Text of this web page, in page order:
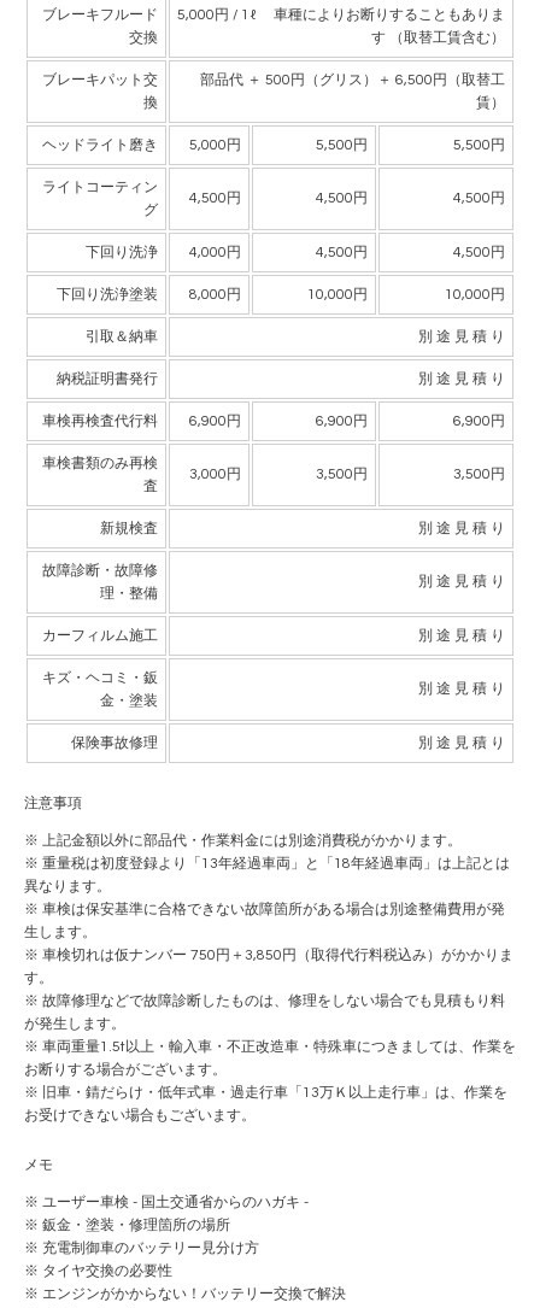
ブレーキフルード
交換
5,000円 / 1ℓ 車種によりお断りすることもありま
す （取替工賃含む）
ブレーキパット交
換
部品代 ＋ 500円（グリス）＋ 6,500円（取替工
賃）
ヘッドライト磨き 5,000円 5,500円 5,500円
ライトコーティン
グ
4,500円 4,500円 4,500円
下回り洗浄 4,000円 4,500円 4,500円
下回り洗浄塗装 8,000円 10,000円 10,000円
引取＆納車 別 途 見 積 り
納税証明書発行 別 途 見 積 り
車検再検査代行料 6,900円 6,900円 6,900円
車検書類のみ再検
査
3,000円 3,500円 3,500円
新規検査 別 途 見 積 り
故障診断・故障修
理・整備
別 途 見 積 り
カーフィルム施工 別 途 見 積 り
キズ・ヘコミ・鈑
金・塗装
別 途 見 積 り
保険事故修理 別 途 見 積 り
注意事項
※ 上記金額以外に部品代・作業料金には別途消費税がかかります。
※ 重量税は初度登録より「13年経過車両」と「18年経過車両」は上記とは
異なります。
※ 車検は保安基準に合格できない故障箇所がある場合は別途整備費用が発
生します。
※ 車検切れは仮ナンバー 750円＋3,850円（取得代行料税込み）がかかりま
す。
※ 故障修理などで故障診断したものは、修理をしない場合でも見積もり料
が発生します。
※ 車両重量1.5t以上・輸入車・不正改造車・特殊車につきましては、作業を
お断りする場合がございます。
※ 旧車・錆だらけ・低年式車・過走行車「13万Ｋ以上走行車」は、作業を
お受けできない場合もございます。
メモ
※ ユーザー車検 - 国土交通省からのハガキ -
※ 鈑金・塗装・修理箇所の場所
※ 充電制御車のバッテリー見分け方
※ タイヤ交換の必要性
※ エンジンがかからない！バッテリー交換で解決